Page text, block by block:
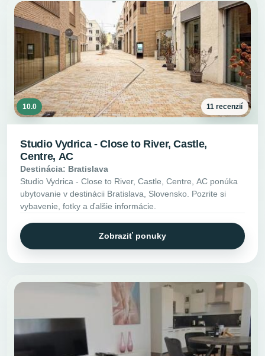
10.0 11 recenzií
Studio Vydrica - Close to River, Castle,
Centre, AC
Destinácia: Bratislava
Studio Vydrica - Close to River, Castle, Centre, AC ponúka
ubytovanie v destinácii Bratislava, Slovensko. Pozrite si
vybavenie, fotky a ďalšie informácie.
Zobraziť ponuky